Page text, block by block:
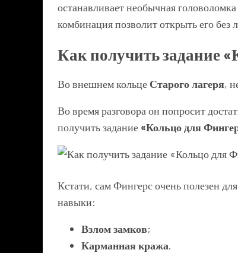
останавливает необычная
комбинация позволит открыть его
Как получить задание
Во внешнем кольце Старого лагеря,
Во время разговора он попросит
получить задание «Кольцо для
Кстати, сам Фингерс очень полезен
навыки:
Взлом замков;
Карманная кража.